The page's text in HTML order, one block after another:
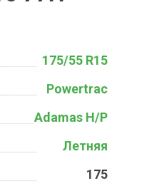
175/55 R15
Powertrac
Adamas H/P
Летняя
175